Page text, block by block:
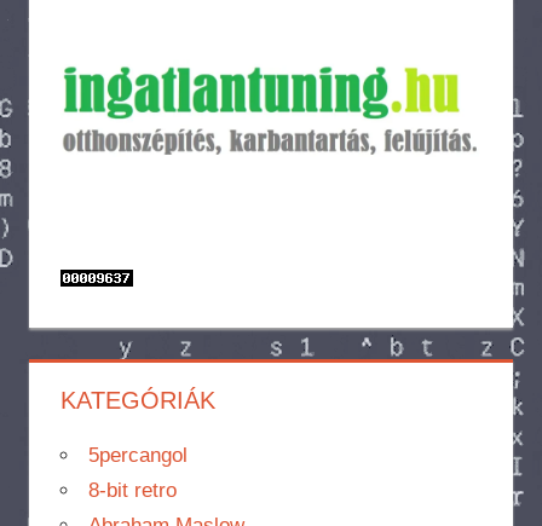
KATEGÓRIÁK
5percangol
8-bit retro